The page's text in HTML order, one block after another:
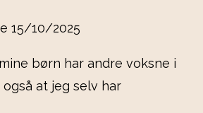
15/10/2025
børn har andre voksne i
også at jeg selv har